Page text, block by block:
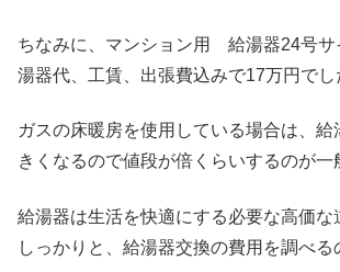
ちなみに、マンション用 給湯器24号サ
湯器代、工賃、出張費込みで17万円でし
ガスの床暖房を使用している場合は、給
きくなるので値段が倍くらいするのが一
給湯器は生活を快適にする必要な高価な
しっかりと、給湯器交換の費用を調べる